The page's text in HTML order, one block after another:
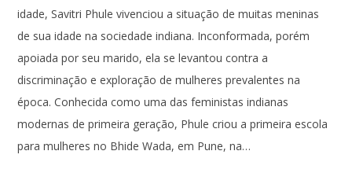
idade, Savitri Phule vivenciou a situação de muitas meninas
de sua idade na sociedade indiana. Inconformada, porém
apoiada por seu marido, ela se levantou contra a
discriminação e exploração de mulheres prevalentes na
época. Conhecida como uma das feministas indianas
modernas de primeira geração, Phule criou a primeira escola
para mulheres no Bhide Wada, em Pune, na…